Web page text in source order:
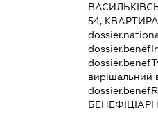
54,
вирішальний